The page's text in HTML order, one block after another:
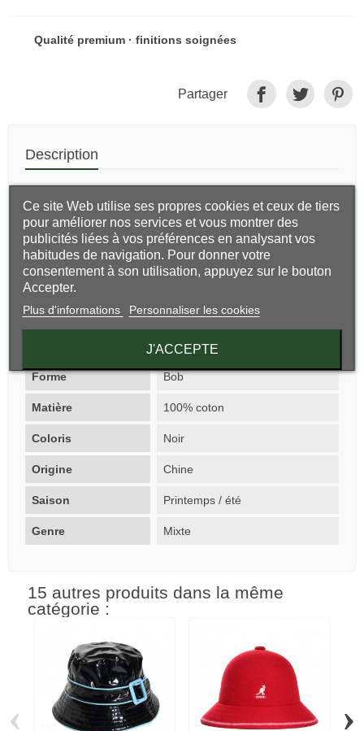
Qualité premium · finitions soignées
Partager
Description
Collection sport
Composition 100% coton
Hauteur calotte 8cm, largeur bord 5cm.
Lavable à la main
Fiche technique
Forme Bob
Matière 100% coton
Coloris Noir
Origine Chine
Saison Printemps / été
Genre Mixte
15 autres produits dans la même
catégorie :
‹ ›
Ce site Web utilise ses propres cookies et ceux de tiers
pour améliorer nos services et vous montrer des
publicités liées à vos préférences en analysant vos
habitudes de navigation. Pour donner votre
consentement à son utilisation, appuyez sur le bouton
Accepter.
Plus d'informations Personnaliser les cookies
J'ACCEPTE